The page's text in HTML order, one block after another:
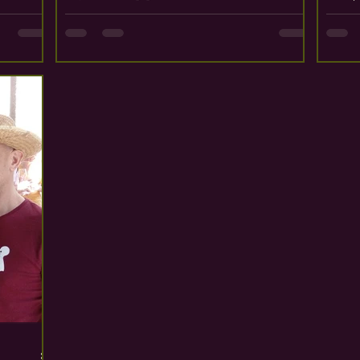
de
the wines we tried/drank and attempt to
put them in some order of preference.